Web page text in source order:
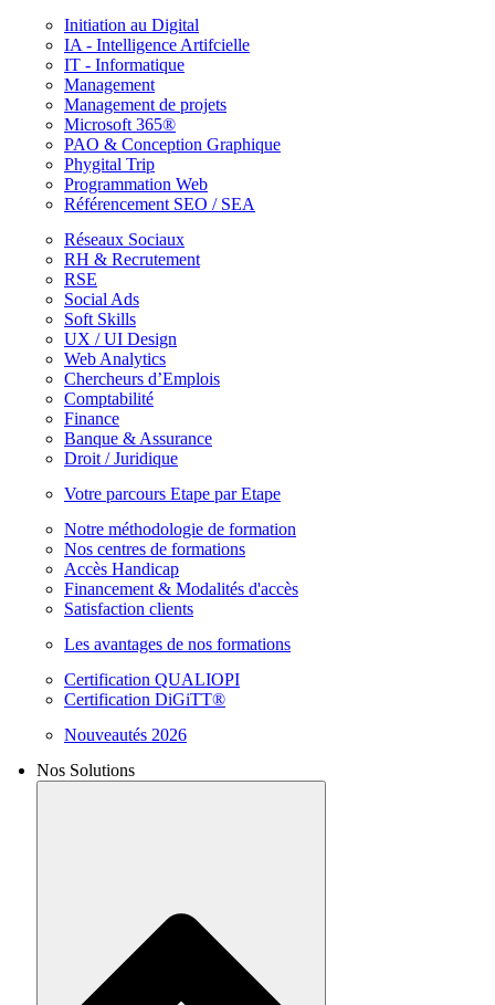
Initiation au Digital
IA - Intelligence Artifcielle
IT - Informatique
Management
Management de projets
Microsoft 365®
PAO & Conception Graphique
Phygital Trip
Programmation Web
Référencement SEO / SEA
Réseaux Sociaux
RH & Recrutement
RSE
Social Ads
Soft Skills
UX / UI Design
Web Analytics
Chercheurs d’Emplois
Comptabilité
Finance
Banque & Assurance
Droit / Juridique
Votre parcours Etape par Etape
Notre méthodologie de formation
Nos centres de formations
Accès Handicap
Financement & Modalités d'accès
Satisfaction clients
Les avantages de nos formations
Certification QUALIOPI
Certification DiGiTT®
Nouveautés 2026
Nos Solutions